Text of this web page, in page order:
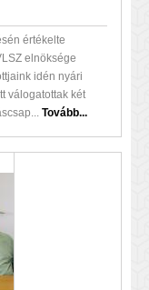
értékelte
elnöksége
idén nyári
válogatottak két
Tovább...